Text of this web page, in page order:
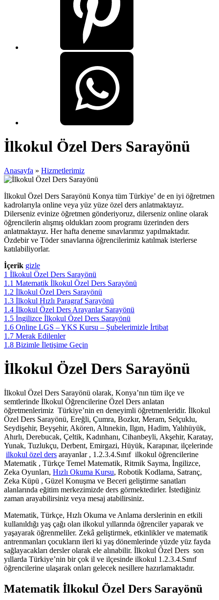
İlkokul Özel Ders Sarayönü
Anasayfa » Hizmetlerimiz
İlkokul Özel Ders Sarayönü Konya tüm Türkiye’ de en iyi öğretmen
kadrolarıyla online veya yüz yüze özel ders anlatmaktayız.
Dilerseniz evinize öğretmen gönderiyoruz, dilerseniz online olarak
öğrencilerin alışmış oldukları zoom programı üzerinden ders
anlatmaktayız. Her hafta deneme sınavlarımız yapılmaktadır.
Özdebir ve Töder sınavlarına öğrencilerimiz katılmak isterlerse
katılabiliyorlar.
İçerik gizle
1 İlkokul Özel Ders Sarayönü
1.1 Matematik İlkokul Özel Ders Sarayönü
1.2 İlkokul Özel Ders Sarayönü
1.3 İlkokul Hızlı Paragraf Sarayönü
1.4 İlkokul Özel Ders Arayanlar Sarayönü
1.5 İngilizce İlkokul Özel Ders Sarayönü
1.6 Online LGS – YKS Kursu – Şubelerimizle İrtibat
1.7 Merak Edilenler
1.8 Bizimle İletişime Geçin
İlkokul Özel Ders Sarayönü
İlkokul Özel Ders Sarayönü olarak, Konya’nın tüm ilçe ve
semtlerinde İlkokul Öğrencilerine Özel Ders anlatan
öğretmenlerimiz Türkiye’nin en deneyimli öğretmenleridir. İlkokul
Özel Ders Sarayönü, Ereğli, Çumra, Bozkır, Meram, Selçuklu,
Seydişehir, Beyşehir, Akören, Altınekin, Ilgın, Hadim, Yalıhüyük,
Ahırlı, Derebucak, Çeltik, Kadınhanı, Cihanbeyli, Akşehir, Karatay,
Yunak, Tuzlukçu, Derbent, Emirgazi, Hüyük, Karapınar, ilçelerinde
ilkokul özel ders arayanlar , 1.2.3.4.Sınıf ilkokul öğrencilerine
Matematik , Türkçe Temel Matematik, Ritmik Sayma, İngilizce,
Zeka Oyunları, Hızlı Okuma Kursu, Robotik Kodlama, Satranç,
Zeka Küpü , Güzel Konuşma ve Beceri geliştirme sanatları
alanlarında eğitim merkezimizde ders görmektedirler. İstediğiniz
zaman arayabilirsiniz veya mesaj atabilirsiniz.
Matematik, Türkçe, Hızlı Okuma ve Anlama derslerinin en etkili
kullanıldığı yaş çağı olan ilkokul yıllarında öğrenciler yaparak ve
yaşayarak öğrenmeliler. Zekâ geliştirmek, etkinlikler ve matematik
antrenmanları çocukların ileri ki yaş dönemlerinde yüzde yüz fayda
sağlayacakları dersler olarak ele alınabilir. İlkokul Özel Ders son
yıllarda Türkiye’nin bir çok il ve ilçesinde ilkokul 1.2.3.4.Sınıf
öğrencilerine ulaşarak onları gelecek nesillere hazırlamaktadır.
Matematik İlkokul Özel Ders Sarayönü